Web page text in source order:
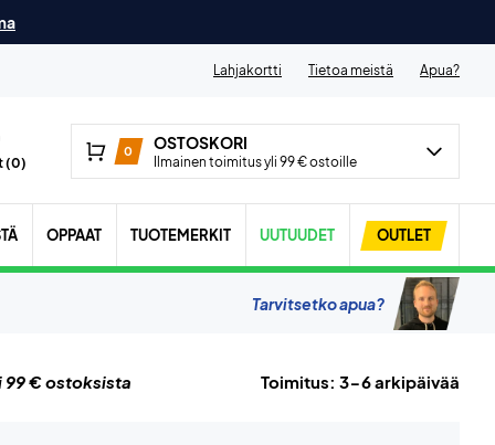
Lahjakortti Tietoa meistä Apua?
(0)
0 OSTOSKORI
Ilmainen toimitus yli 99 € ostoille
OPPAAT TUOTEMERKIT UUTUUDET OUTLET
Tarvitsetko apua?
99 € ostoksista Toimitus: 3-6 arkipäivää